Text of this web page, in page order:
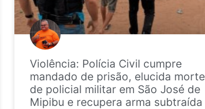
Violência: Polícia Civil cumpre
mandado de prisão, elucida morte
de policial militar em São José de
Mipibu e recupera arma subtraída